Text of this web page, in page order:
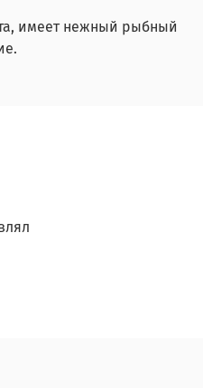
имеет нежный рыбный